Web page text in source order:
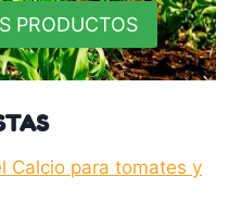
PRODUCTOS
Calcio para tomates y